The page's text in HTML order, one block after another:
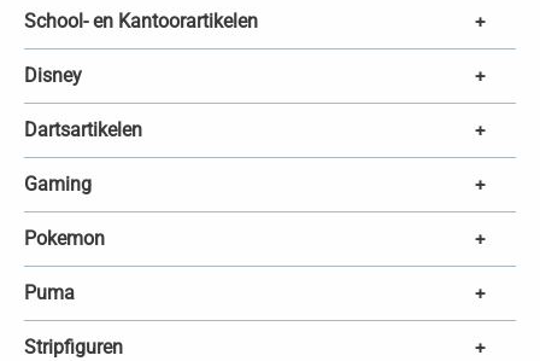
School- en Kantoorartikelen +
Disney +
Dartsartikelen +
Gaming +
Pokemon +
Puma +
Stripfiguren +